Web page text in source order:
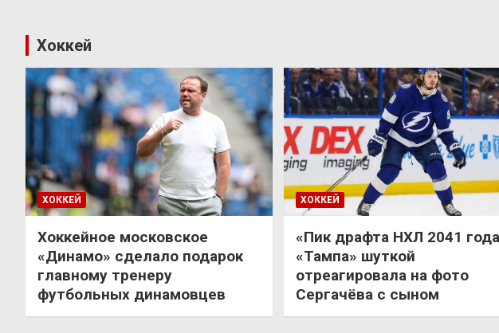
Хоккей
ХОККЕЙ
Хоккейное московское
«Динамо» сделало подарок
главному тренеру
футбольных динамовцев
ХОККЕЙ
«Пик драфта НХЛ 2041
«Тампа» шуткой
отреагировала на фото
Сергачёва с сыном